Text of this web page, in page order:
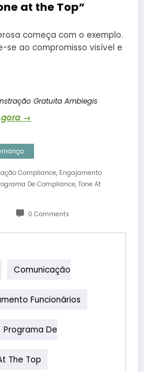
at the Top”
começa com o exemplo.
se ao compromisso visível e
Gratuita Amblegis
→
Compliance, Engajamento
De Compliance, Tone At
0 Comments
Comunicação
Funcionários
Programa De
The Top